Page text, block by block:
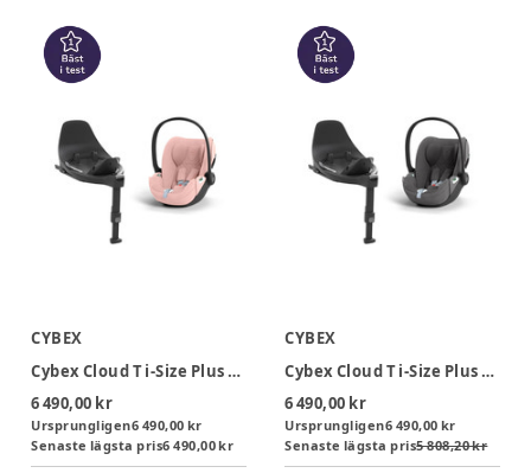
CYBEX
Cybex Cloud T i-Size Plus Babyskydd inkl. bas - Peach Pink
6 490,00 kr
Ursprungligen6 490,00 kr
Senaste lägsta pris6 490,00 kr
CYBEX
Cybex Cloud T i-Size Plus Babyskydd inkl. bas - Mirage Grey
6 490,00 kr
Ursprungligen6 490,00 kr
Senaste lägsta pris5 808,20 kr